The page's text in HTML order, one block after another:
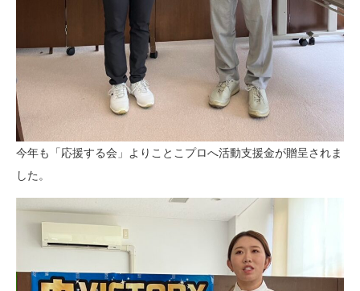
今年も「応援する会」よりことこプロへ活動支援金が贈呈されま
した。